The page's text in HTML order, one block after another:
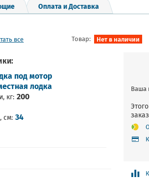
Оплата и Доставка
все Товар: Нет в наличии
под мотор
лодка
кг 200
см 34
Ваша